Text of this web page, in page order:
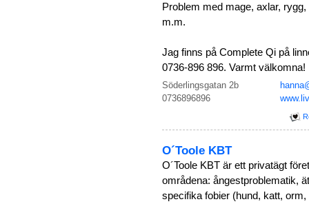
Problem med mage, axlar,
m.m.
Jag finns på Complete Qi på
0736-896 896. Varmt välkomna!
Söderlingsgatan 2b
0736896896
O´Toole KBT
O´Toole KBT är ett privatägt
områdena: ångestproblematik,
specifika fobier (hund, katt,